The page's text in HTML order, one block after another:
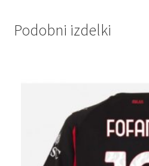
Podobni izdelki